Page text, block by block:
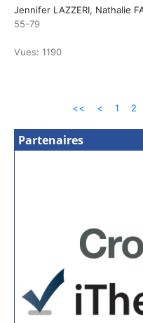
Jennifer LAZZERI, Nathalie
55-79
Vues: 1190
<<
< 1 2
Partenaires